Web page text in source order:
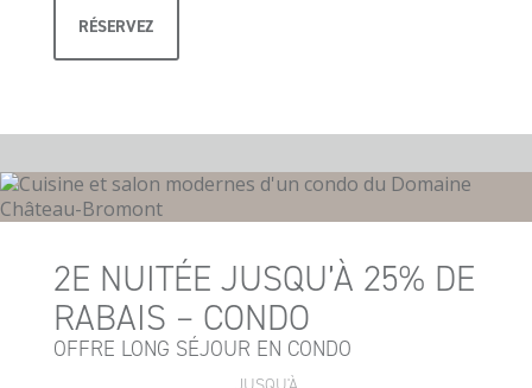
RÉSERVEZ
2E NUITÉE JUSQU’À 25% DE
RABAIS – CONDO
OFFRE LONG SÉJOUR EN CONDO